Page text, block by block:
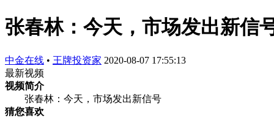
张春林：今天，市场发出新信
中金在线 • 王牌投资家 2020-08-07 17:55:13
最新视频
视频简介
张春林：今天，市场发出新信号
猜您喜欢